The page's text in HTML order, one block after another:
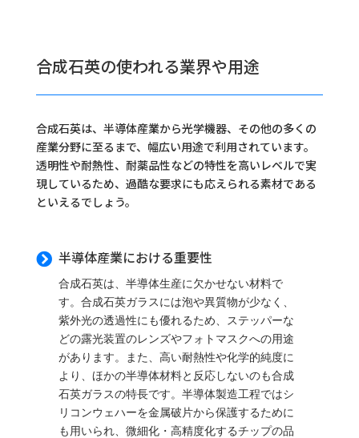
合成石英の使われる業界や用途
合成石英は、半導体産業から光学機器、その他の多くの
産業分野に至るまで、幅広い用途で利用されています。
透明性や耐熱性、耐薬品性などの特性を高いレベルで実
現しているため、過酷な要求にも応えられる素材である
といえるでしょう。
 半導体産業における重要性
合成石英は、半導体生産に欠かせない材料で
す。合成石英ガラスには泡や異質物が少なく、
紫外光の透過性にも優れるため、ステッパーな
どの露光装置のレンズやフォトマスクへの用途
があります。また、高い耐熱性や化学的純度に
より、ほかの半導体材料と反応しないのも合成
石英ガラスの特長です。半導体製造工程ではシ
リコンウェハーを金属破片から保護するために
も用いられ、微細化・高精度化するチップの品